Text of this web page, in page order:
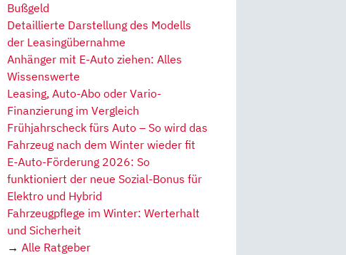
Bußgeld
Detaillierte Darstellung des Modells
der Leasingübernahme
Anhänger mit E-Auto ziehen: Alles
Wissenswerte
Leasing, Auto-Abo oder Vario-
Finanzierung im Vergleich
Frühjahrscheck fürs Auto – So wird das
Fahrzeug nach dem Winter wieder fit
E-Auto-Förderung 2026: So
funktioniert der neue Sozial-Bonus für
Elektro und Hybrid
Fahrzeugpflege im Winter: Werterhalt
und Sicherheit
→ Alle Ratgeber